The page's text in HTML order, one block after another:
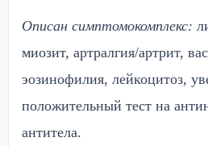
Описан симптомокомплекс:
миозит, артралгия/артрит,
эозинофилия, лейкоцитоз,
положительный тест на
антитела.